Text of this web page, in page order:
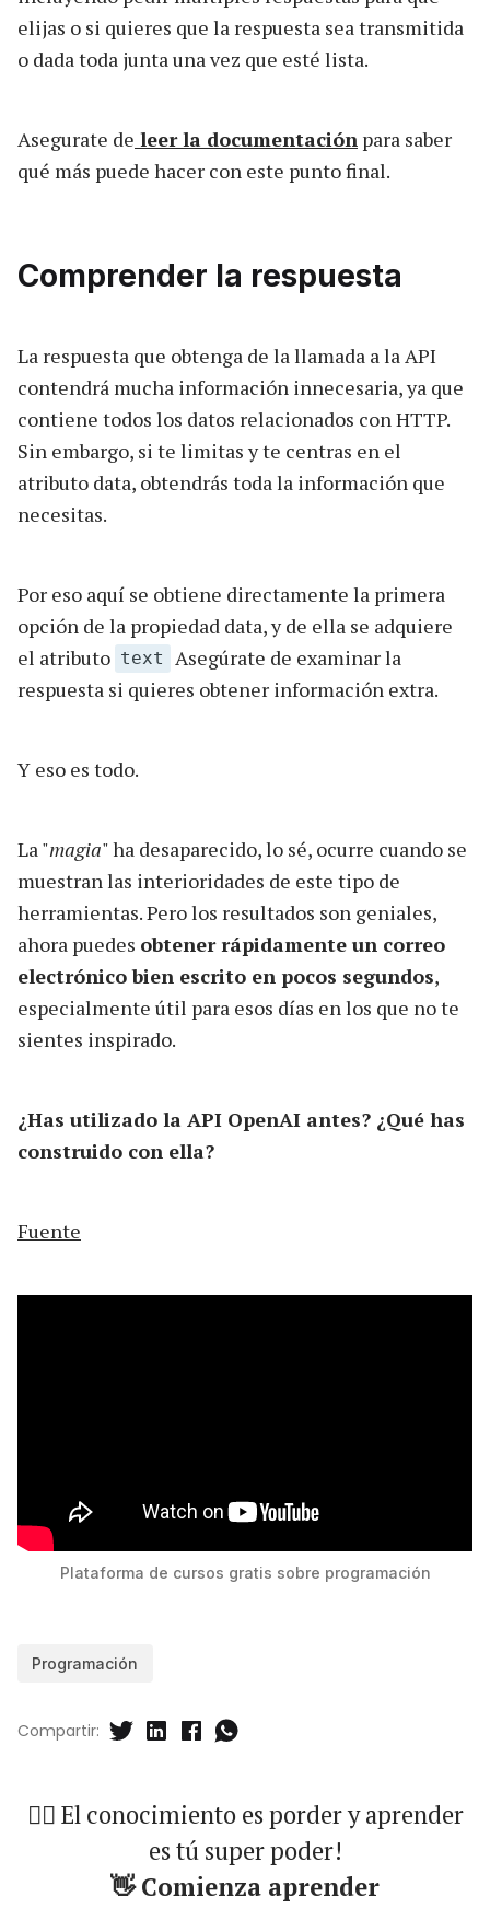
elijas o si quieres que la respuesta sea transmitida
o dada toda junta una vez que esté lista.
Asegurate de leer la documentación para saber
qué más puede hacer con este punto final.
Comprender la respuesta
La respuesta que obtenga de la llamada a la API
contendrá mucha información innecesaria, ya que
contiene todos los datos relacionados con HTTP.
Sin embargo, si te limitas y te centras en el
atributo data, obtendrás toda la información que
necesitas.
Por eso aquí se obtiene directamente la primera
opción de la propiedad data, y de ella se adquiere
el atributo text
Asegúrate de examinar la
respuesta si quieres obtener información extra.
Y eso es todo.
La "magia" ha desaparecido, lo sé, ocurre cuando se
muestran las interioridades de este tipo de
herramientas. Pero los resultados son geniales,
ahora puedes obtener rápidamente un correo
electrónico bien escrito en pocos segundos,
especialmente útil para esos días en los que no te
sientes inspirado.
¿Has utilizado la API OpenAI antes? ¿Qué has
construido con ella?
Fuente
Plataforma de cursos gratis sobre programación
Programación
Compartir:
🐱‍🏍 El conocimiento es porder y aprender
es tú super poder!
👋 Comienza aprender